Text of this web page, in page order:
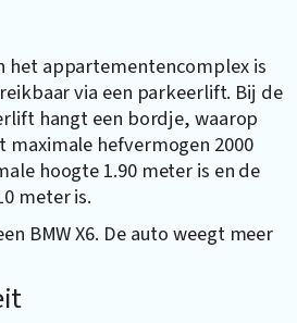
het appartementencomplex is
via een parkeerlift. Bij de
hangt een bordje, waarop
hefvermogen 2000
hoogte 1.90 meter is en de
meter is.
BMW X6. De auto weegt meer